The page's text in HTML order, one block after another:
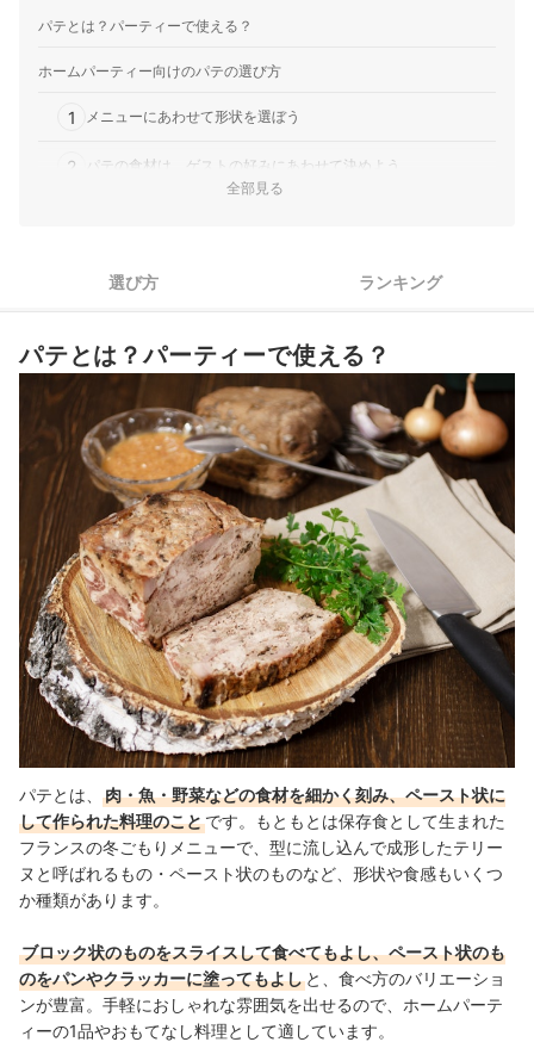
パテとは？パーティーで使える？
ホームパーティー向けのパテの選び方
1 メニューにあわせて形状を選ぼう
2 パテの食材は、ゲストの好みにあわせて決めよう
ホームパーティー向けのパテ全21商品おすすめ人気ランキング
おすすめのパテのアレンジ方法は？
おしゃれに盛りつけるにはどうする？
ワインも用意してパーティーを盛り上げよう
ホームパーティー向けのパテの売れ筋ランキングもチェック！
全部見る
選び方 ランキング
パテとは？パーティーで使える？
パテとは、
肉・魚・野菜などの食材を細かく刻み、ペースト状に
して作られた料理のことです。もともとは保存食として生まれた
フランスの冬ごもりメニューで、型に流し込んで成形したテリー
ヌと呼ばれるもの・ペースト状のものなど、形状や食感もいくつ
か種類があります。
ブロック状のものをスライスして食べてもよし、ペースト状のも
のをパンやクラッカーに塗ってもよし と、食べ方のバリエーショ
ンが豊富。手軽におしゃれな雰囲気を出せるので、ホームパーテ
ィーの1品やおもてなし料理として適しています。